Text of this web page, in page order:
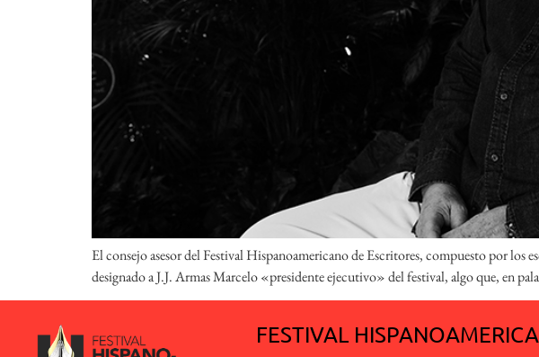
El consejo asesor del Festival Hispanoamericano de Escritores, compuesto por
designado a J.J. Armas Marcelo «presidente ejecutivo» del festival, algo que, en
FESTIVAL